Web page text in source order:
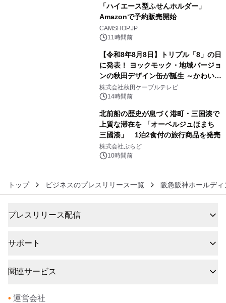
「ハイエース型ふせんホルダー」
Amazonで予約販売開始
CAMSHOP.JP
11時間前
【令和8年8月8日】トリプル「8」の日
に発表！ ヨックモック・地域バージョ
ンの秋田デザイン缶が誕生 ～かわいい
秋田犬の子犬と秋田の四季と名所を巡
るパッケージ～ 9月1日(火)秋田県内で
株式会社秋田ケーブルテレビ
14時間前
北前船の歴史が息づく港町・三国湊で
上質な滞在を 「オーベルジュほまち
三國湊」 1泊2食付の旅行商品を発売
株式会社ぷらど
10時間前
トップ ビジネスのプレスリリース一覧 阪急阪神ホールデ
プレスリリース配信
サポート
関連サービス
• 運営会社